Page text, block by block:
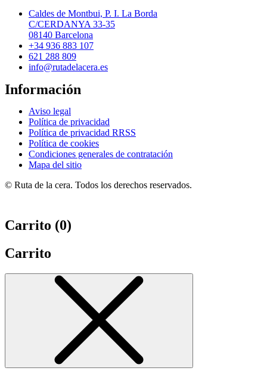
Caldes de Montbui, P. I. La Borda
C/CERDANYA 33-35
08140 Barcelona
+34 936 883 107
621 288 809
info@rutadelacera.es
Información
Aviso legal
Política de privacidad
Política de privacidad RRSS
Política de cookies
Condiciones generales de contratación
Mapa del sitio
© Ruta de la cera. Todos los derechos reservados.
Carrito (0)
Carrito